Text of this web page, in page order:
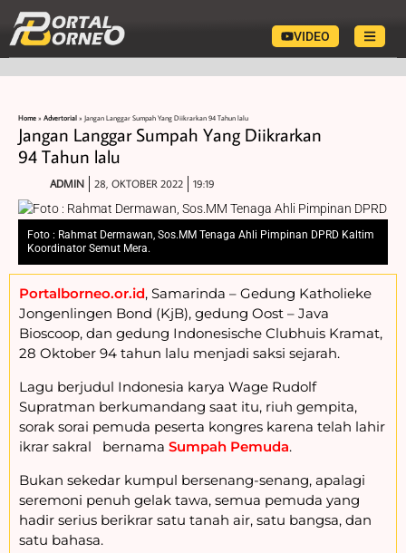
VIDEO
Home » Advertorial » Jangan Langgar Sumpah Yang Diikrarkan 94 Tahun lalu
Jangan Langgar Sumpah Yang Diikrarkan
94 Tahun lalu
ADMIN 28, OKTOBER 2022 19:19
Foto : Rahmat Dermawan, Sos.MM Tenaga Ahli Pimpinan DPRD Kaltim
Koordinator Semut Mera.
Portalborneo.or.id, Samarinda – Gedung Katholieke
Jongenlingen Bond (KjB), gedung Oost – Java
Bioscoop, dan gedung Indonesische Clubhuis Kramat,
28 Oktober 94 tahun lalu menjadi saksi sejarah.
Lagu berjudul Indonesia karya Wage Rudolf
Supratman berkumandang saat itu, riuh gempita,
sorak sorai pemuda peserta kongres karena telah lahir
ikrar sakral bernama Sumpah Pemuda.
Bukan sekedar kumpul bersenang-senang, apalagi
seremoni penuh gelak tawa, semua pemuda yang
hadir serius berikrar satu tanah air, satu bangsa, dan
satu bahasa.